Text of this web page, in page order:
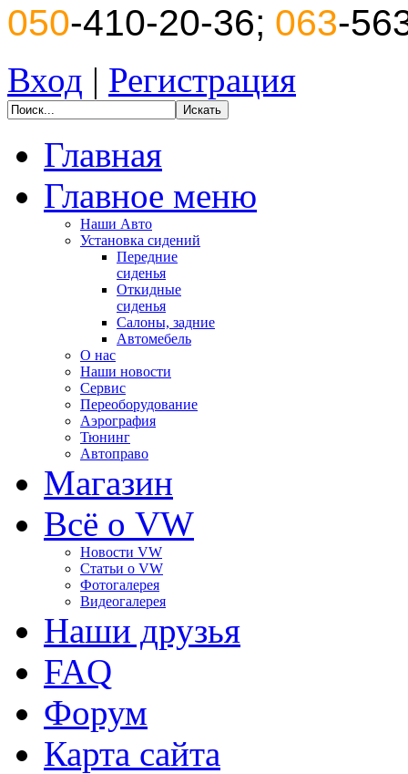
050-410-20-36; 063-
Вход | Регистрация
Главная
Главное меню
Наши Авто
Установка сидений
Передние
сиденья
Откидные
сиденья
Салоны, задние
Автомебель
О нас
Наши новости
Сервис
Переоборудование
Аэрография
Тюнинг
Автоправо
Магазин
Всё о VW
Новости VW
Статьи o VW
Фотогалерея
Видеогалерея
Наши друзья
FAQ
Форум
Карта сайта